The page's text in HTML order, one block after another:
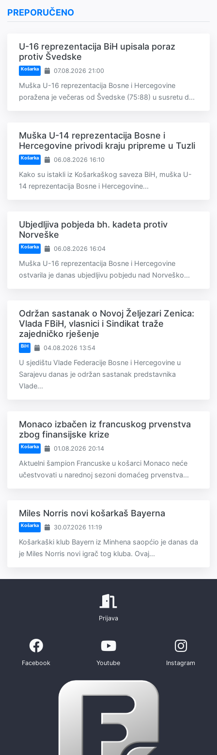
PREPORUČENO
U-16 reprezentacija BiH upisala poraz
protiv Švedske
Košarka 07.08.2026 21:00
Muška U-16 reprezentacija Bosne i Hercegovine
poražena je večeras od Švedske (75:88) u susretu d...
Muška U-14 reprezentacija Bosne i
Hercegovine privodi kraju pripreme u Tuzli
Košarka 06.08.2026 16:10
Kako su istakli iz Košarkaškog saveza BiH, muška U-
14 reprezentacija Bosne i Hercegovine...
Ubjedljiva pobjeda bh. kadeta protiv
Norveške
Košarka 06.08.2026 16:04
Muška U-16 reprezentacija Bosne i Hercegovine
ostvarila je danas ubjedljivu pobjedu nad Norveško...
Održan sastanak o Novoj Željezari Zenica:
Vlada FBiH, vlasnici i Sindikat traže
zajedničko rješenje
BiH 04.08.2026 13:54
U sjedištu Vlade Federacije Bosne i Hercegovine u
Sarajevu danas je održan sastanak predstavnika
Vlade...
Monaco izbačen iz francuskog prvenstva
zbog finansijske krize
Košarka 01.08.2026 20:14
Aktuelni šampion Francuske u košarci Monaco neće
učestvovati u narednoj sezoni domaćeg prvenstva...
Miles Norris novi košarkaš Bayerna
Košarka 30.07.2026 11:19
Košarkaški klub Bayern iz Minhena saopćio je danas da
je Miles Norris novi igrač tog kluba. Ovaj...
Prijava
Facebook Youtube Instagram